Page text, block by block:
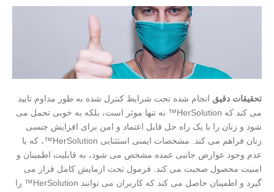
تحقیقات دقیق انجام شده تحت شرایط کنترل شده به طور مداوم تایید
می کند که HerSolution™ نه تنها موثر است، بلکه به خوبی تحمل می
شود و زنان را با یک راه حل قابل اعتماد و امن برای افزایش جنسی
زنان فراهم می کند. مشخصات ایمنی استثنایی HerSolution™، که با
عدم وجود عوارض جانبی عمده مشخص می شود، به قابلیت اطمینان و
امنیت محصول صحبت می کند. فرمول تحت ازمایش کامل قرار می
گیرد و اطمینان حاصل می کند که کاربران می توانند HerSolution™ را